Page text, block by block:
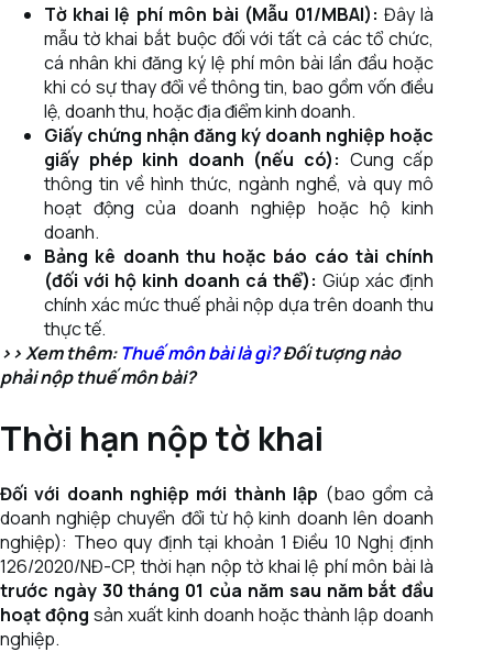
Tờ khai lệ phí môn bài (Mẫu 01/MBAI): Đây là
mẫu tờ khai bắt buộc đối với tất cả các tổ chức,
cá nhân khi đăng ký lệ phí môn bài lần đầu hoặc
khi có sự thay đổi về thông tin, bao gồm vốn điều
lệ, doanh thu, hoặc địa điểm kinh doanh.
Giấy chứng nhận đăng ký doanh nghiệp hoặc
giấy phép kinh doanh (nếu có): Cung cấp
thông tin về hình thức, ngành nghề, và quy mô
hoạt động của doanh nghiệp hoặc hộ kinh
doanh.
Bảng kê doanh thu hoặc báo cáo tài chính
(đối với hộ kinh doanh cá thể): Giúp xác định
chính xác mức thuế phải nộp dựa trên doanh thu
thực tế.
>> Xem thêm:Thuế môn bài là gì?Đối tượng nào
phải nộp thuế môn bài?
Thời hạn nộp tờ khai
Đối với doanh nghiệp mới thành lập (bao gồm cả
doanh nghiệp chuyển đổi từ hộ kinh doanh lên doanh
nghiệp): Theo quy định tại khoản 1 Điều 10 Nghị định
126/2020/NĐ-CP, thời hạn nộp tờ khai lệ phí môn bài là
trước ngày 30 tháng 01 của năm sau năm bắt đầu
hoạt động sản xuất kinh doanh hoặc thành lập doanh
nghiệp.